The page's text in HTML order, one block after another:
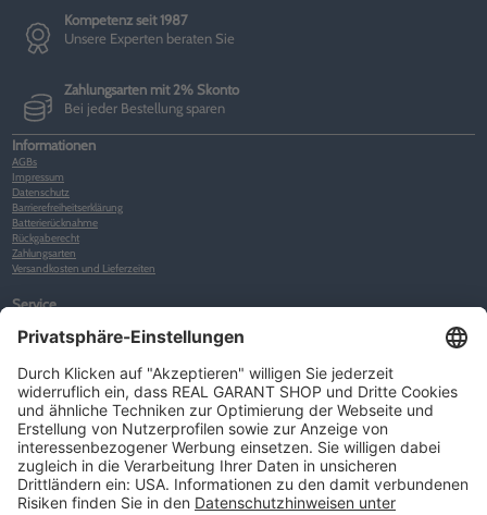
Kompetenz seit 1987
Unsere Experten beraten Sie
Zahlungsarten mit 2% Skonto
Bei jeder Bestellung sparen
Informationen
AGBs
Impressum
Datenschutz
Barrierefreiheitserklärung
Batterierücknahme
Rückgaberecht
Zahlungsarten
Versandkosten und Lieferzeiten
Service
Warenkorb
Neues Kunden-Konto anlegen
Newsletter
Kontakt
FAQs
Über uns
Kategorien
Betriebsorganisation (52)
Schlüsselorganisation (140)
Reifenorganisation (35)